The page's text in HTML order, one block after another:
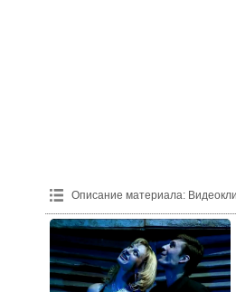
Описание материала: